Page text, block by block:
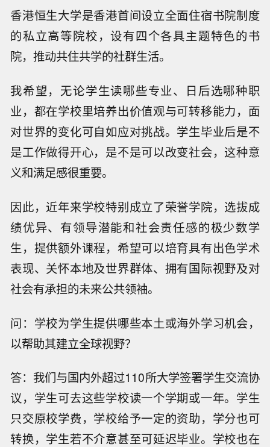
香港恒生大学是香港首间设立全面住宿书院制度
的私立高等院校，设有四个各具主题特色的书
院，推动共住共学的社群生活。
我希望，无论学生读哪些专业、日后选哪种职
业，都在学校里培养出价值观与可转移能力，面
对世界的变化可自如应对挑战。学生毕业后是不
是工作做得开心，是不是可以改变社会，这种意
义和满足感很重要。
因此，近年来学校特别成立了荣誉学院，选拔成
绩优异、有领导潜能和社会责任感的极少数学
生，提供额外课程，希望可以培育具有出色学术
表现、关怀本地及世界群体、拥有国际视野及对
社会有承担的未来公共领袖。
问：学校为学生提供哪些本土或海外学习机会，
以帮助其建立全球视野？
答：我们与国内外超过110所大学签署学生交流协
议，学生可去这些学校读一个学期或一年。学生
只交原校学费，学校给予一定的资助，学分也可
转换，学生若不介意甚至可延迟毕业。学校也在